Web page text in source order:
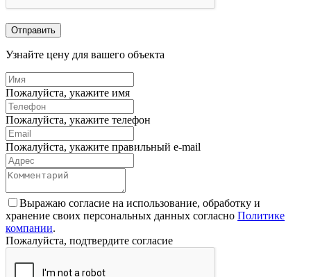
Отправить
Узнайте цену для вашего объекта
Пожалуйста, укажите имя
Пожалуйста, укажите телефон
Пожалуйста, укажите правильный e-mail
Выражаю согласие на использование, обработку и
хранение своих персональных данных согласно Политике
компании.
Пожалуйста, подтвердите согласие